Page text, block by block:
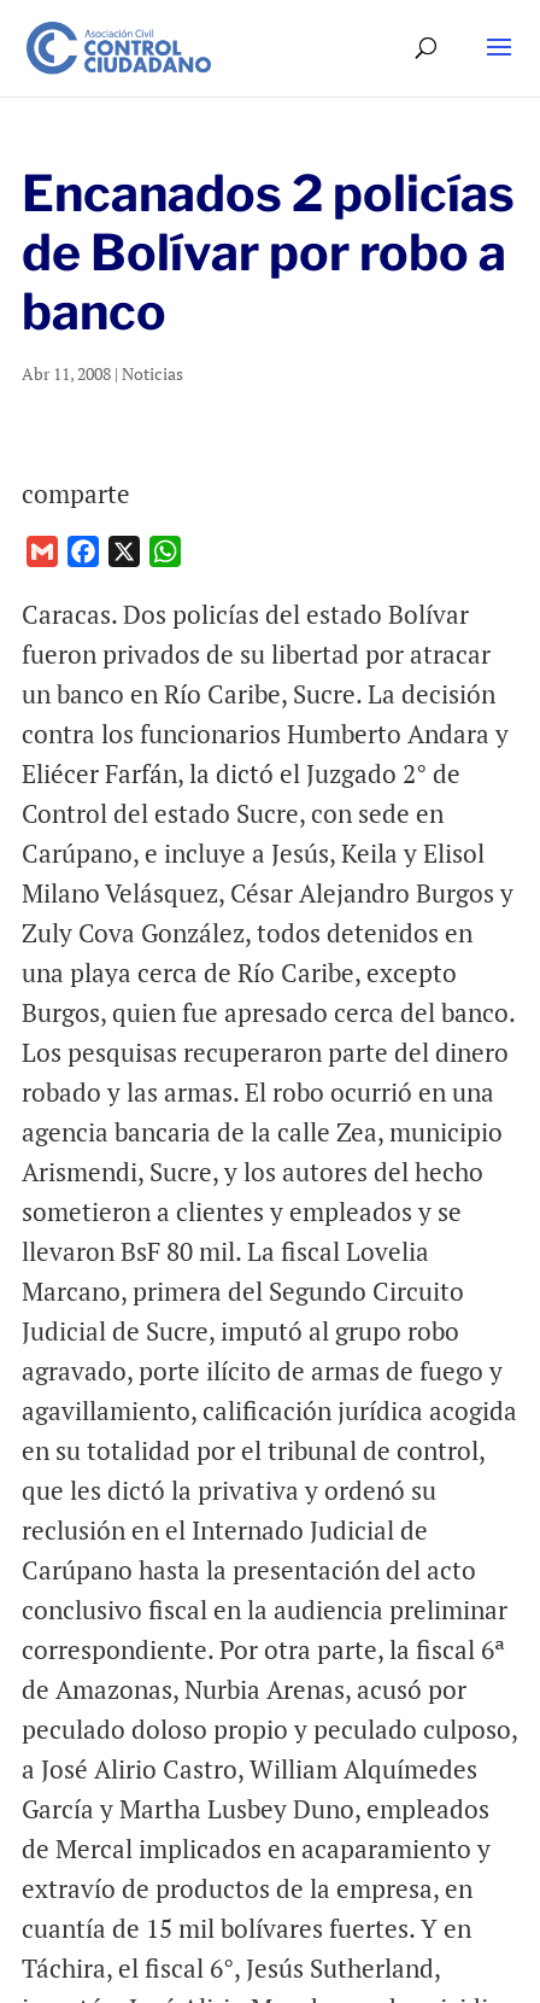
Encanados 2 policías
de Bolívar por robo a
banco
Abr 11, 2008| Noticias
comparte
a
i
c
e
b
o
o
k
a
t
A
p
p
Caracas. Dos policías del estado Bolívar
fueron privados de su libertad por atracar
un banco en Río Caribe, Sucre. La decisión
contra los funcionarios Humberto Andara y
Eliécer Farfán, la dictó el Juzgado 2° de
Control del estado Sucre, con sede en
Carúpano, e incluye a Jesús, Keila y Elisol
Milano Velásquez, César Alejandro Burgos y
Zuly Cova González, todos detenidos en
una playa cerca de Río Caribe, excepto
Burgos, quien fue apresado cerca del banco.
Los pesquisas recuperaron parte del dinero
robado y las armas. El robo ocurrió en una
agencia bancaria de la calle Zea, municipio
Arismendi, Sucre, y los autores del hecho
sometieron a clientes y empleados y se
llevaron BsF 80 mil. La fiscal Lovelia
Marcano, primera del Segundo Circuito
Judicial de Sucre, imputó al grupo robo
agravado, porte ilícito de armas de fuego y
agavillamiento, calificación jurídica acogida
en su totalidad por el tribunal de control,
que les dictó la privativa y ordenó su
reclusión en el Internado Judicial de
Carúpano hasta la presentación del acto
conclusivo fiscal en la audiencia preliminar
correspondiente. Por otra parte, la fiscal 6ª
de Amazonas, Nurbia Arenas, acusó por
peculado doloso propio y peculado culposo,
a José Alirio Castro, William Alquímedes
García y Martha Lusbey Duno, empleados
de Mercal implicados en acaparamiento y
extravío de productos de la empresa, en
cuantía de 15 mil bolívares fuertes. Y en
Táchira, el fiscal 6°, Jesús Sutherland,